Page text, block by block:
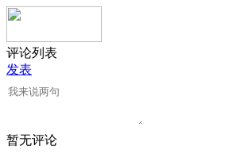
评论列表
发表
暂无评论